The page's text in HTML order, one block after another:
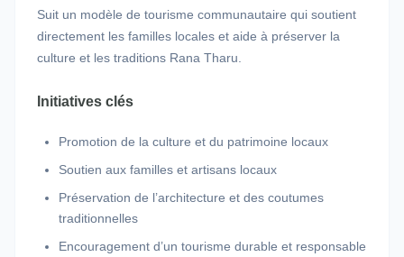
Suit un modèle de tourisme communautaire qui soutient
directement les familles locales et aide à préserver la
culture et les traditions Rana Tharu.
Initiatives clés
Promotion de la culture et du patrimoine locaux
Soutien aux familles et artisans locaux
Préservation de l’architecture et des coutumes
traditionnelles
Encouragement d’un tourisme durable et responsable